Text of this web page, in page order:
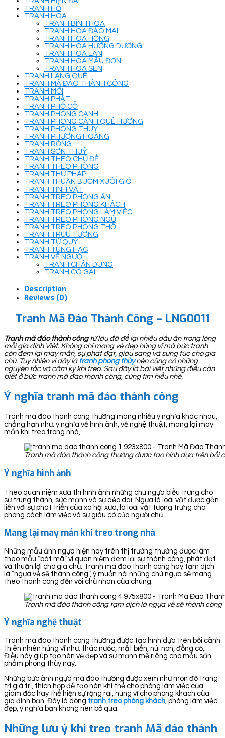
TRANH HỔ
TRANH HOA
TRANH BÌNH HOA
TRANH HOA ĐÀO MAI
TRANH HOA HỒNG
TRANH HOA HƯỚNG DƯƠNG
TRANH HOA LAN
TRANH HOA MẪU ĐƠN
TRANH HOA SEN
TRANH LÀNG QUÊ
TRANH MÃ ĐÁO THÀNH CÔNG
TRANH MỚI
TRANH PHẬT
TRANH PHỐ CỔ
TRANH PHONG CẢNH
TRANH PHONG CẢNH QUÊ HƯƠNG
TRANH PHONG THUỶ
TRANH PHƯỢNG HOÀNG
TRANH RỒNG
TRANH SƠN THUỶ
TRANH THEO CHỦ ĐỀ
TRANH THEO PHÒNG
TRANH THƯ PHÁP
TRANH THUẬN BUỒM XUÔI GIÓ
TRANH TĨNH VẬT
TRANH TREO PHÒNG ĂN
TRANH TREO PHÒNG KHÁCH
TRANH TREO PHÒNG LÀM VIỆC
TRANH TREO PHÒNG NGỦ
TRANH TREO PHÒNG THỜ
TRANH TRỪU TƯỢNG
TRANH TỨ QUÝ
TRANH TÙNG HẠC
TRANH VẼ NGƯỜI
TRANH CHÂN DUNG
TRANH CÔ GÁI
Description
Reviews (0)
Tranh Mã Đáo Thành Công – LNG0011
Tranh mã đáo thành côngtừ lâu đã để lại nhiều dấu ấn trong lòng
mỗi gia đình Việt. Không chỉ mang vẻ đẹp hùng vĩ mà bức tranh
còn đem lại may mắn, sự phát đạt, giàu sang và sung túc cho gia
chủ. Tuy nhiên vì đây là tranh phong thủynên cũng có những
nguyên tắc và cấm kỵ khi treo. Sau đây là bài viết những điều cần
biết ở bức tranh mã đáo thành công, cùng tìm hiểu nhé.
Ý nghĩa tranh mã đáo thành công
Tranh mã đáo thành công thường mang nhiều ý nghĩa khác nhau,
chẳng hạn như: ý nghĩa về hình ảnh, về nghệ thuật, mang lại may
mắn khi treo trong nhà,…
Tranh mã đáo thành công thường được tạo hình dựa trên bối
Ý nghĩa hình ảnh
Theo quan niệm xưa thì hình ảnh những chú ngựa biểu trưng cho
sự trung thành, sức mạnh và sự dẻo dai. Ngựa là loài vật được gắn
liền với sự phát triển của xã hội xưa, là loài vật tượng trưng cho
phong cách làm việc và sự giàu có của người chủ.
Mang lại may mắn khi treo trong nhà
Những mẫu ảnh ngựa hiện nay trên thị trường thường được làm
theo mẫu “bát mã” vì quan niệm đem lại sự thành công, phát đạt
và thuận lợi cho gia chủ. Tranh mã đáo thành công hay tạm dịch
là “ngựa về sẽ thành công”, ý muốn nói những chú ngựa sẽ mang
theo thành công đến với chủ nhân của chúng.
Tranh mã đáo thành công tạm dịch là ngựa về sẽ thành công
Ý nghĩa nghệ thuật
Tranh mã đáo thành công thường được tạo hình dựa trên bối cảnh
thiên nhiên hùng vĩ như: thác nước, mặt biển, núi non, đồng cỏ,…
Điều này giúp tạo nên vẻ đẹp và sự mạnh mẽ riêng cho mẫu sản
phẩm phong thủy này.
Những bức ảnh ngựa mã đáo thường được xem như món đồ trang
trí giá trị, thích hợp để tạo nên khí thế cho phòng làm việc của
giám đốc hay thể hiện sự rộng rãi, hùng vĩ cho phòng khách của
gia đình bạn. Đây là dòng tranh treo phòng khách , phòng làm việc
đẹp, ý nghĩa bạn không nên bỏ qua.
Những lưu ý khi treo tranh Mã đáo thành